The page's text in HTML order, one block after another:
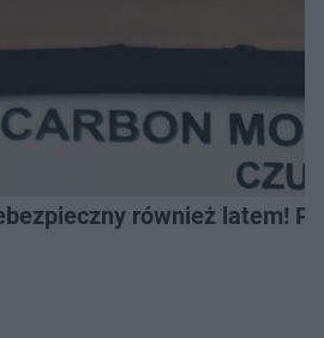
również latem!